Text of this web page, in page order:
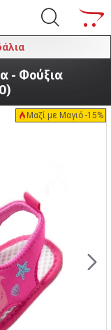
- Φούξια
Μαζί με Μαγιό -15%